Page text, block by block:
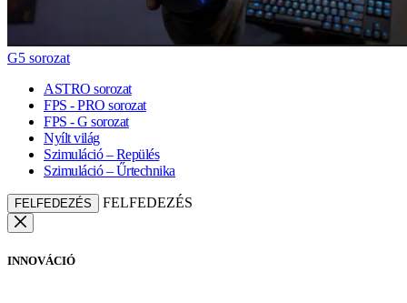
G5 sorozat
ASTRO sorozat
FPS - PRO sorozat
FPS - G sorozat
Nyílt világ
Szimuláció – Repülés
Szimuláció – Űrtechnika
FELFEDEZÉS FELFEDEZÉS
INNOVÁCIÓ